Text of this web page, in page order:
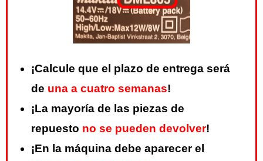
¡Calcule que el plazo de entrega será
de una a cuatro semanas!
¡La mayoría de las piezas de
repuesto no se pueden devolver!
¡En la máquina debe aparecer el